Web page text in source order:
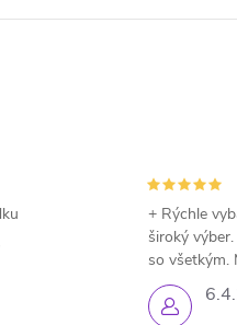
+ Rýchle
široký
so všetkým.